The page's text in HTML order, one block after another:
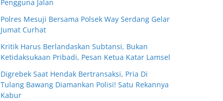
Pengguna Jalan
Polres Mesuji Bersama Polsek Way Serdang Gelar
Jumat Curhat
Kritik Harus Berlandaskan Subtansi, Bukan
Ketidaksukaan Pribadi, Pesan Ketua Katar Lamsel
Digrebek Saat Hendak Bertransaksi, Pria Di
Tulang Bawang Diamankan Polisi! Satu Rekannya
Kabur